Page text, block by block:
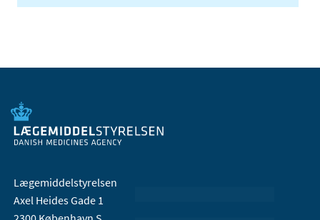
Lægemiddelstyrelsen
Axel Heides Gade 1